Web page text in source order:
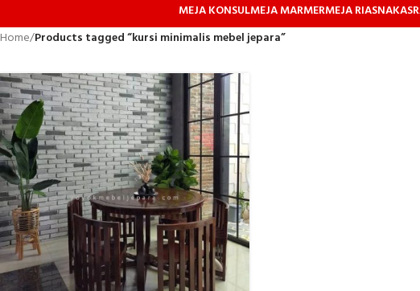
MEJA KONSULMEJA MARMERMEJA RIASNAKAS
Home/Products tagged “kursi minimalis mebel jepara”